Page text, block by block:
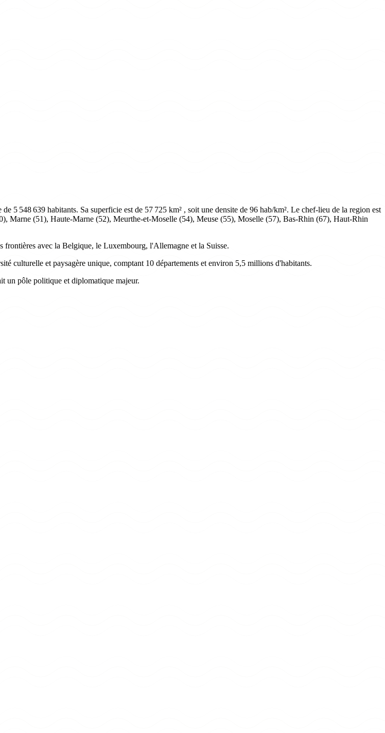
5 548 639 habitants. Sa superficie est de 57 725 km² , soit une densite de 96 hab/km². Le chef-lieu de la region est
Marne (51), Haute-Marne (52), Meurthe-et-Moselle (54), Meuse (55), Moselle (57), Bas-Rhin (67), Haut-Rhin
frontières avec la Belgique, le Luxembourg, l'Allemagne et la Suisse.
culturelle et paysagère unique, comptant 10 départements et environ 5,5 millions d'habitants.
un pôle politique et diplomatique majeur.